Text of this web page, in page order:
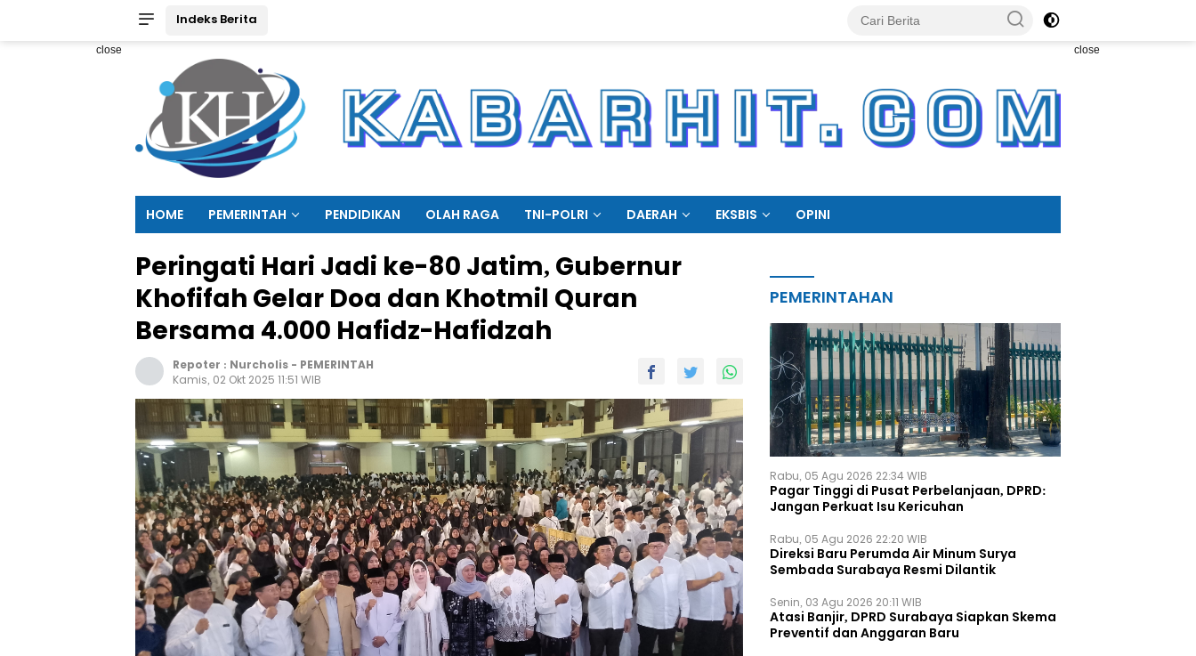
Indeks Berita
close close
HOME PEMERINTAH PENDIDIKAN OLAH RAGA TNI-POLRI DAERAH EKSBIS OPINI
Peringati Hari Jadi ke-80 Jatim, Gubernur
Khofifah Gelar Doa dan Khotmil Quran
Bersama 4.000 Hafidz-Hafidzah
Repoter : Nurcholis - PEMERINTAH
Kamis, 02 Okt 2025 11:51 WIB
PEMERINTAHAN
Rabu, 05 Agu 2026 22:34 WIB
Pagar Tinggi di Pusat Perbelanjaan, DPRD:
Jangan Perkuat Isu Kericuhan
Rabu, 05 Agu 2026 22:20 WIB
Direksi Baru Perumda Air Minum Surya
Sembada Surabaya Resmi Dilantik
Senin, 03 Agu 2026 20:11 WIB
Atasi Banjir, DPRD Surabaya Siapkan Skema
Preventif dan Anggaran Baru